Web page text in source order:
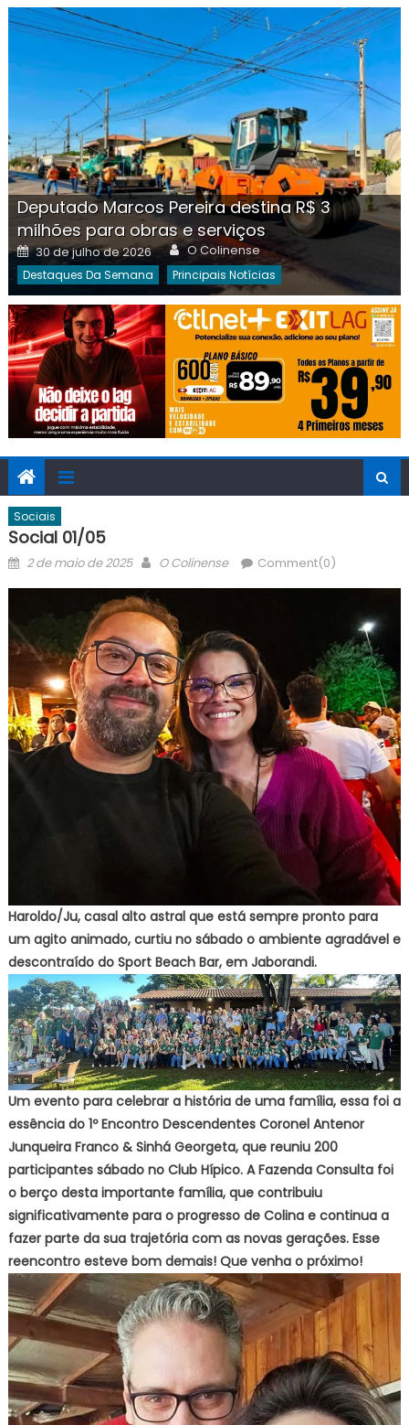
Deputado Marcos Pereira destina R$ 3
milhões para obras e serviços
Posted
on
30 de julho de 2026 Author
O Colinense
Destaques Da Semana Principais Notícias
Sociais
Social 01/05
Posted
2 de maio de 2025 Author
O Colinense Comment(0)
Haroldo/Ju, casal alto astral que está sempre pronto para
um agito animado, curtiu no sábado o ambiente agradável e
descontraído do Sport Beach Bar, em Jaborandi.
Um evento para celebrar a história de uma família, essa foi a
essência do 1º Encontro Descendentes Coronel Antenor
Junqueira Franco & Sinhá Georgeta, que reuniu 200
participantes sábado no Club Hípico. A Fazenda Consulta foi
o berço desta importante família, que contribuiu
significativamente para o progresso de Colina e continua a
fazer parte da sua trajetória com as novas gerações. Esse
reencontro esteve bom demais! Que venha o próximo!